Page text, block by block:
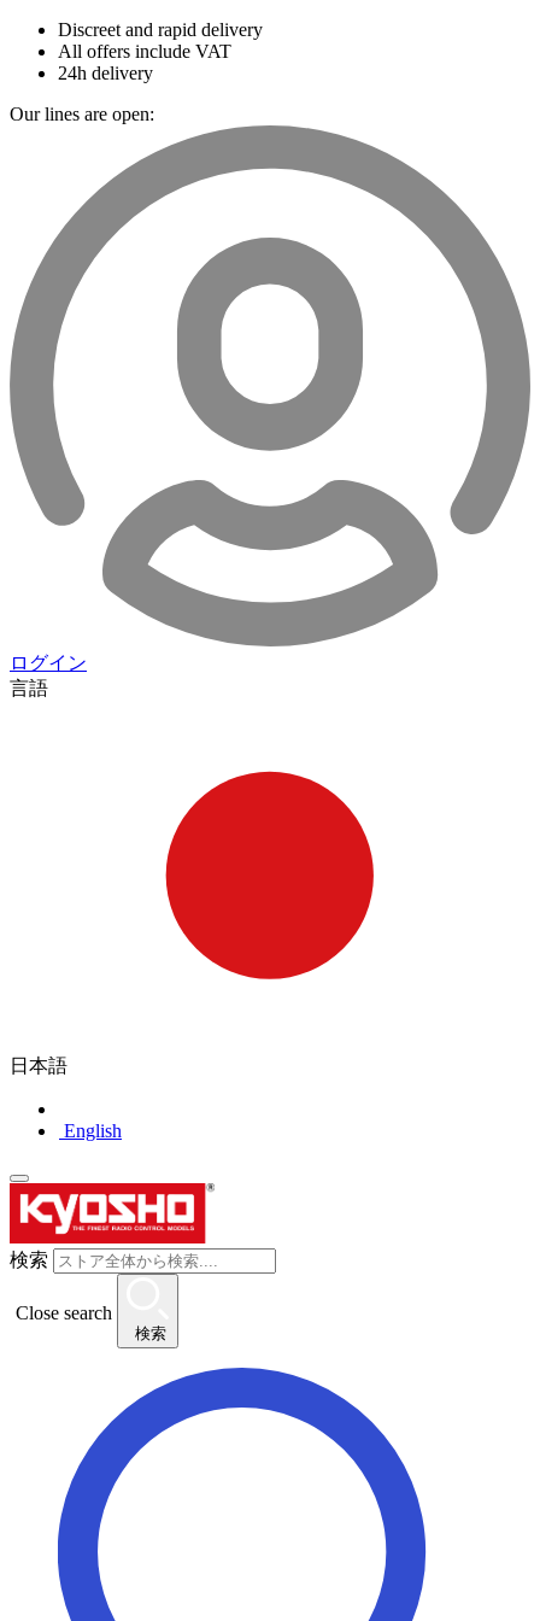
Discreet and rapid delivery
All offers include VAT
24h delivery
Our lines are open:
ログイン
言語
日本語
English
検索
Close search
検索